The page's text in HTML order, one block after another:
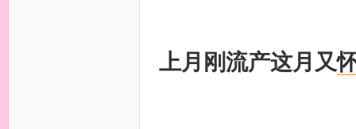
上月刚流产这月又